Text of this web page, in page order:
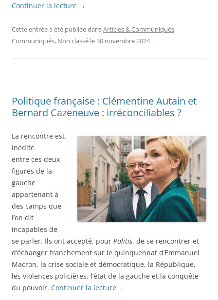
Continuer la lecture →
Cette entrée a été publiée dansArticles & Communiqués,
Communiqués, Non classé le30 novembre 2024 .
Politique française : Clémentine Autain et
Bernard Cazeneuve : irréconciliables ?
La rencontre est
inédite
entre ces deux
figures de la
gauche
appartenant à
des camps que
l’on dit
incapables de
se parler. Ils ont accepté, pour Politis, de se rencontrer et
d’échanger franchement sur le quinquennat d’Emmanuel
Macron, la crise sociale et démocratique, la République,
les violences policières, l’état de la gauche et la conquête
du pouvoir. Continuer la lecture →